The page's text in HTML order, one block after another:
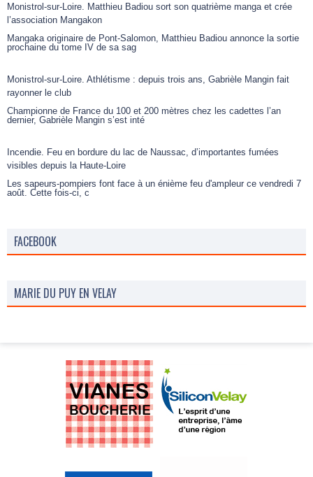
Monistrol-sur-Loire. Matthieu Badiou sort son quatrième manga et crée
l’association Mangakon
Mangaka originaire de Pont-Salomon, Matthieu Badiou annonce la sortie
prochaine du tome IV de sa sag
Monistrol-sur-Loire. Athlétisme : depuis trois ans, Gabrièle Mangin fait
rayonner le club
Championne de France du 100 et 200 mètres chez les cadettes l’an
dernier, Gabrièle Mangin s’est inté
Incendie. Feu en bordure du lac de Naussac, d’importantes fumées
visibles depuis la Haute-Loire
Les sapeurs-pompiers font face à un énième feu d'ampleur ce vendredi 7
août. Cette fois-ci, c
FACEBOOK
MARIE DU PUY EN VELAY